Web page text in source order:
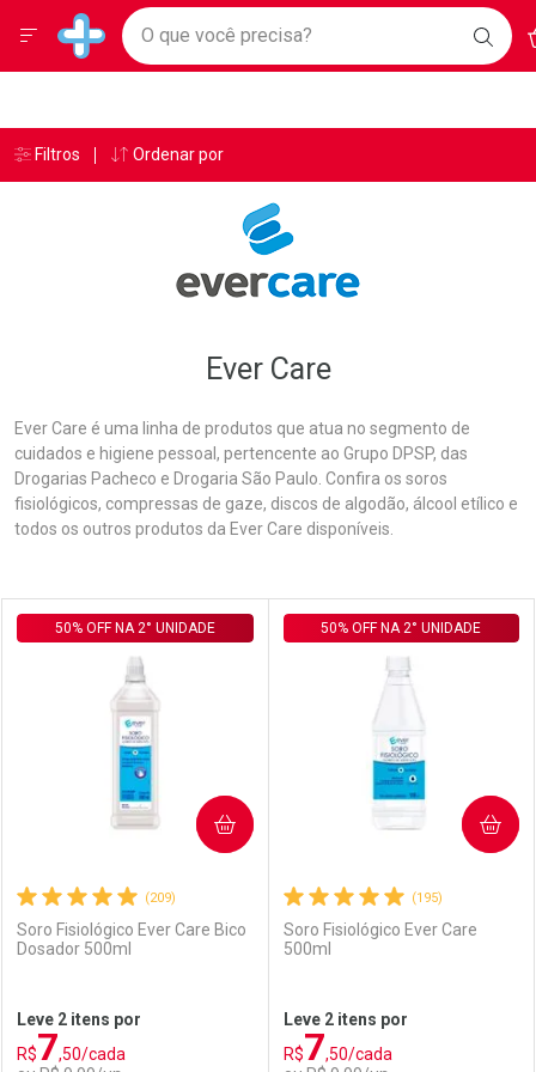
Drogarias Pacheco
Baixe nosso APP e aproveite Ofertas Exclusivas!
O
Ir direto para a home
pela página
Ir direto para o conteúdo
Ir direto para a busca
Ir direto para a ajuda
Ir direto para a notificações
Faça a sua busca
O que você precisa?
Menu
Breadcrumb
Drogarias Pacheco Ever Care
Ever Care
Ever Care é uma linha de produtos que atua no segmento de
cuidados e higiene pessoal, pertencente ao Grupo DPSP, das
Drogarias Pacheco e Drogaria São Paulo. Confira os soros
fisiológicos, compressas de gaze, discos de algodão, álcool etílico e
todos os outros produtos da Ever Care disponíveis.
Prateleira
(209)
Soro Fisiológico Ever Care Bico
Dosador 500ml
50% OFF NA 2° UNIDADE
Leve 2 itens por
R$7,50/cada
COMPRAR
(195)
Soro Fisiológico Ever Care
500ml
50% OFF NA 2° UNIDADE
Leve 2 itens por
R$7,50/cada
COMPRAR
Âncoras
Filtros Ordenar por